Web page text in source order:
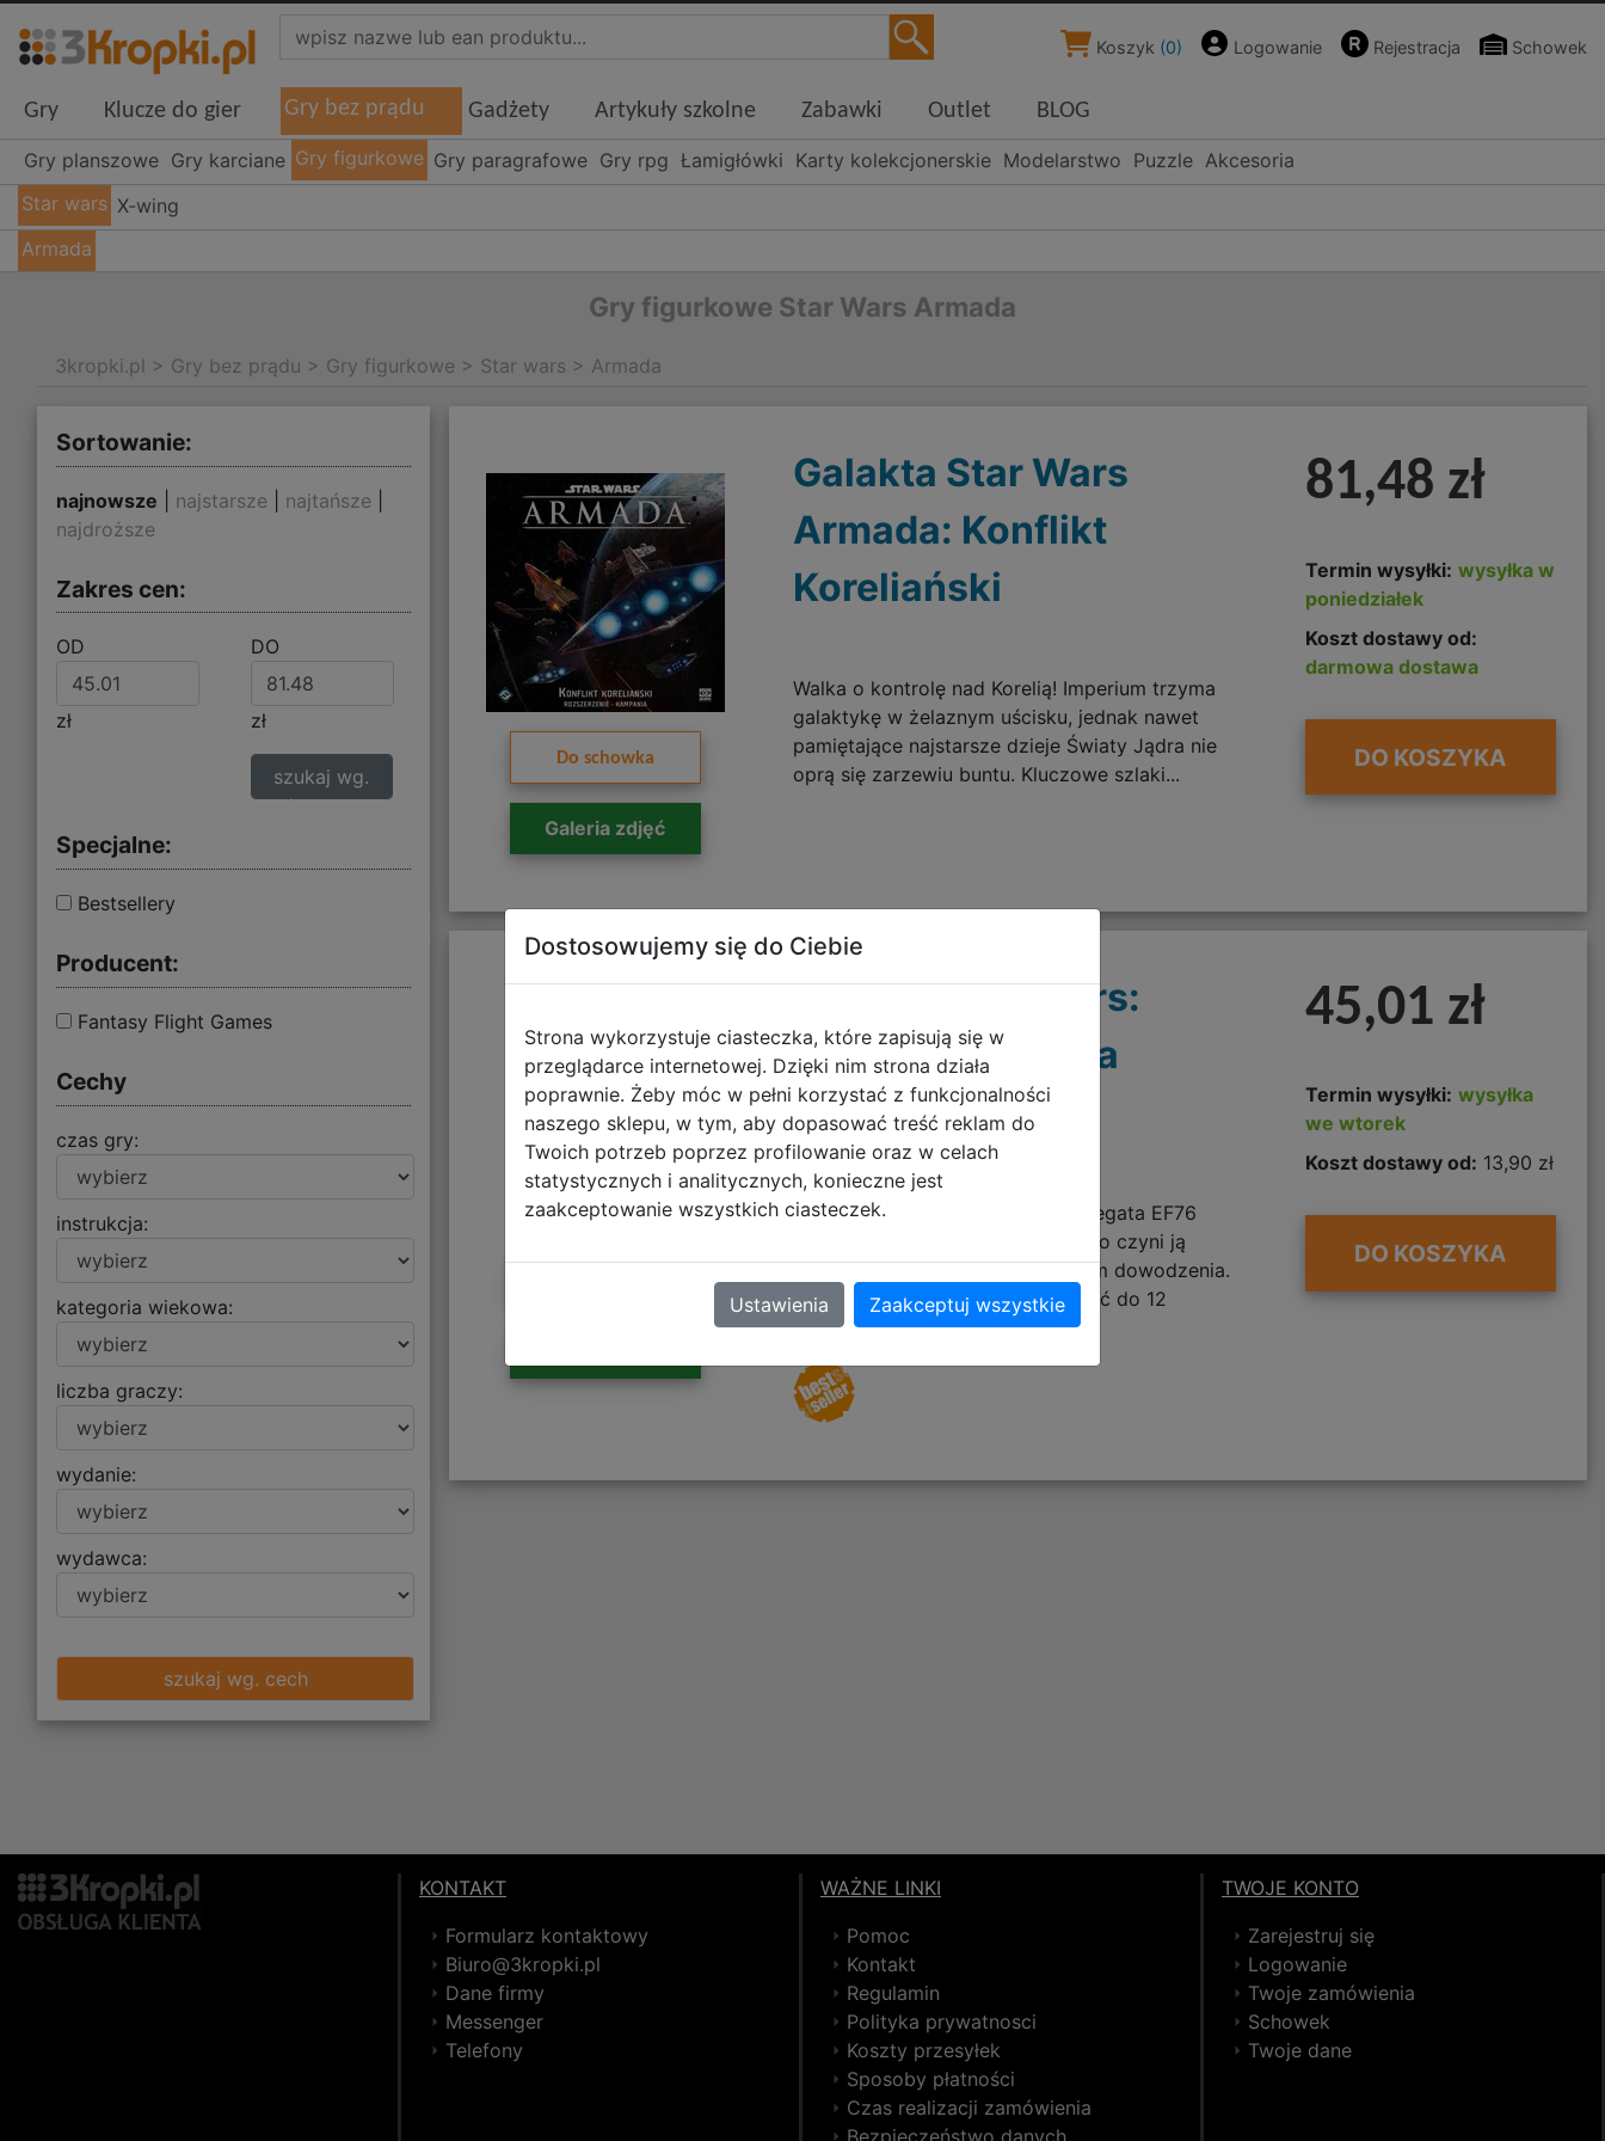
Koszyk (0) Logowanie Rejestracja Schowek
Gry Klucze do gier Gry bez prądu Gadżety Artykuły szkolne Zabawki Outlet BLOG
Gry planszowe Gry karciane Gry figurkowe Gry paragrafowe Gry rpg Łamigłówki Karty kolekcjonerskie Modelarstwo Puzzle Akcesoria
Star wars X-wing
Armada
Gry figurkowe Star Wars Armada
3kropki.pl > Gry bez prądu > Gry figurkowe > Star wars > Armada
Sortowanie:
najnowsze najstarsze najtańsze
najdroższe
Zakres cen:
OD
zł
DO
zł
szukaj wg.
zakresu cen
Specjalne:
Bestsellery
Producent:
Fantasy Flight Games
Cechy
czas gry:
instrukcja:
kategoria wiekowa:
liczba graczy:
wydanie:
wydawca:
szukaj wg. cech
Do schowka
Galeria zdjęć
Galakta Star Wars
Armada: Konflikt
Koreliański
Walka o kontrolę nad Korelią! Imperium trzyma
galaktykę w żelaznym uścisku, jednak nawet
pamiętające najstarsze dzieje Światy Jądra nie
oprą się zarzewiu buntu. Kluczowe szlaki...
81,48 zł
Termin wysyłki: wysyłka w
poniedziałek
Koszt dostawy od:
darmowa dostawa
DO KOSZYKA
Galakta Star Wars:
Armada - Fregata
Nebulon-B
Najeżona systemami sensorów fregata EF76
Nebulon-B jest bardzo zwrotna, co czyni ją
znakomitym rebelianckim statkiem dowodzenia.
W pełni uzbrojona może pomieścić do 12
turbolaserów
45,01 zł
Termin wysyłki: wysyłka
we wtorek
Koszt dostawy od: 13,90 zł
DO KOSZYKA
KONTAKT
Formularz kontaktowy
Biuro@3kropki.pl
Dane firmy
Messenger
Telefony
WAŻNE LINKI
Pomoc
Kontakt
Regulamin
Polityka prywatnosci
Koszty przesyłek
Sposoby płatności
Czas realizacji zamówienia
Bezpieczeństwo danych
TWOJE KONTO
Zarejestruj się
Logowanie
Twoje zamówienia
Schowek
Twoje dane
Dostosowujemy się do Ciebie
Strona wykorzystuje ciasteczka, które zapisują się w
przeglądarce internetowej. Dzięki nim strona działa
poprawnie. Żeby móc w pełni korzystać z funkcjonalności
naszego sklepu, w tym, aby dopasować treść reklam do
Twoich potrzeb poprzez profilowanie oraz w celach
statystycznych i analitycznych, konieczne jest
zaakceptowanie wszystkich ciasteczek.
Ustawienia Zaakceptuj wszystkie